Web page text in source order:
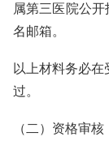
属第三医院公
名邮箱。
以上材料务必
过。
（二）资格审核